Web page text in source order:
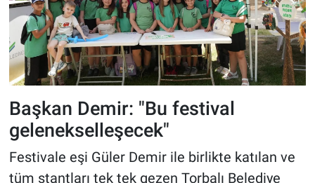
Başkan Demir: "Bu festival
gelenekselleşecek"
Festivale eşi Güler Demir ile birlikte katılan ve
tüm stantları tek tek gezen Torbalı Belediye